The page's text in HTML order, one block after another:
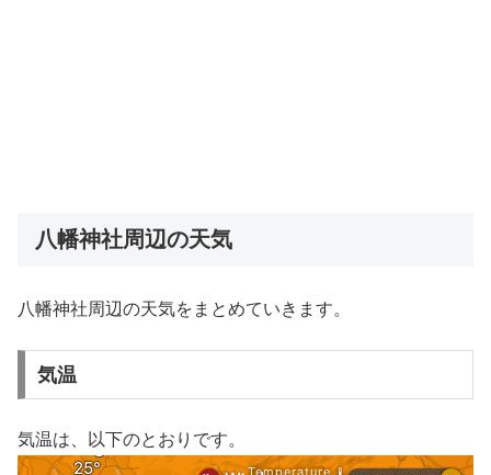
八幡神社周辺の天気
八幡神社周辺の天気をまとめていきます。
気温
気温は、以下のとおりです。